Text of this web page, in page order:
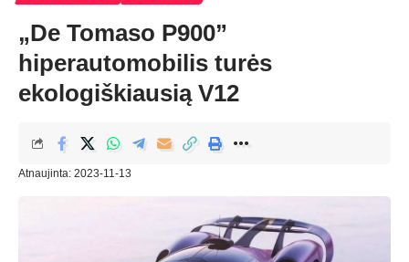
„De Tomaso P900”
hiperautomobilis turės
ekologiškiausią V12
Atnaujinta: 2023-11-13